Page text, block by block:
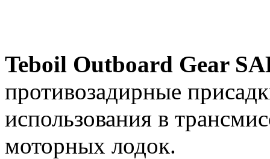
Teboil Outboard Gear
противозадирные
использования в
моторных лодок.